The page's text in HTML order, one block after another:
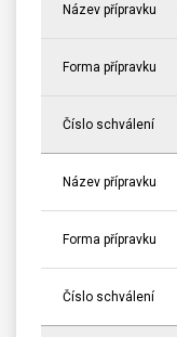
Název přípravku
Forma přípravku
Číslo schválení
Název přípravku
Forma přípravku
Číslo schválení